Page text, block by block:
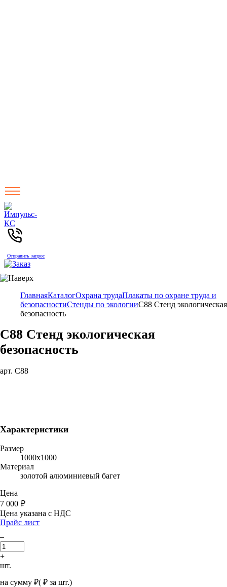
Отправить запрос
ГлавнаяКаталогОхрана трудаПлакаты по охране труда и
безопасностиСтенды по экологииС88 Стенд экологическая
безопасность
С88 Стенд экологическая
безопасность
арт. С88
Характеристики
Размер
1000х1000
Материал
золотой алюминиевый багет
Цена
7 000 ₽
Цена указана с НДС
Прайс лист
–
+
шт.
на сумму ₽( ₽ за шт.)